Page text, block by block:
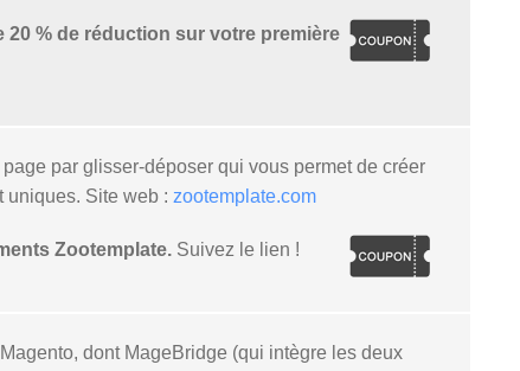
20 % de réduction sur votre première
par glisser-déposer qui vous permet de créer
uniques. Site web : zootemplate.com
Zootemplate. Suivez le lien !
dont MageBridge (qui intègre les deux